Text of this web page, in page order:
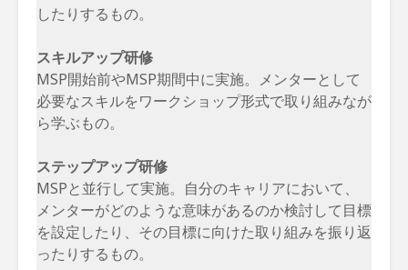
したりするもの。
スキルアップ研修
MSP開始前やMSP期間中に実施。メンターとして
必要なスキルをワークショップ形式で取り組みなが
ら学ぶもの。
ステップアップ研修
MSPと並行して実施。自分のキャリアにおいて、
メンターがどのような意味があるのか検討して目標
を設定したり、その目標に向けた取り組みを振り返
ったりするもの。